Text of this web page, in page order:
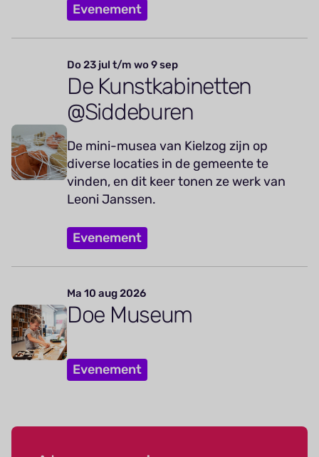
Evenement
Do 23 jul t/m wo 9 sep
De Kunstkabinetten
@Siddeburen
De mini-musea van Kielzog zijn op
diverse locaties in de gemeente te
vinden, en dit keer tonen ze werk van
Leoni Janssen.
Evenement
Ma 10 aug 2026
Doe Museum
Evenement